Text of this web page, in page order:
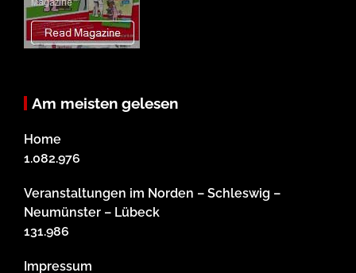
Am meisten gelesen
Home
1.082.976
Veranstaltungen im Norden – Schleswig –
Neumünster – Lübeck
131.986
Impressum